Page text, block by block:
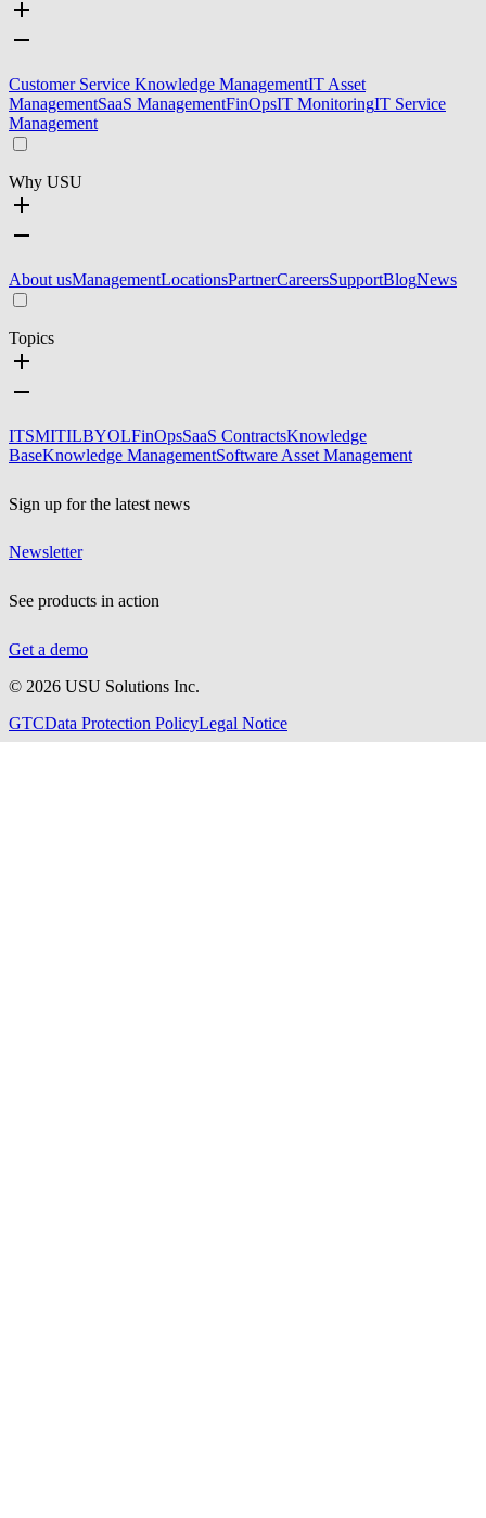
Customer Service Knowledge ManagementIT Asset
ManagementSaaS ManagementFinOpsIT MonitoringIT Service
Management
Why USU
About usManagementLocationsPartnerCareersSupportBlogNews
Topics
ITSMITILBYOLFinOpsSaaS ContractsKnowledge
BaseKnowledge ManagementSoftware Asset Management
Sign up for the latest news
Newsletter
See products in action
Get a demo
© 2026 USU Solutions Inc.
GTCData Protection PolicyLegal Notice